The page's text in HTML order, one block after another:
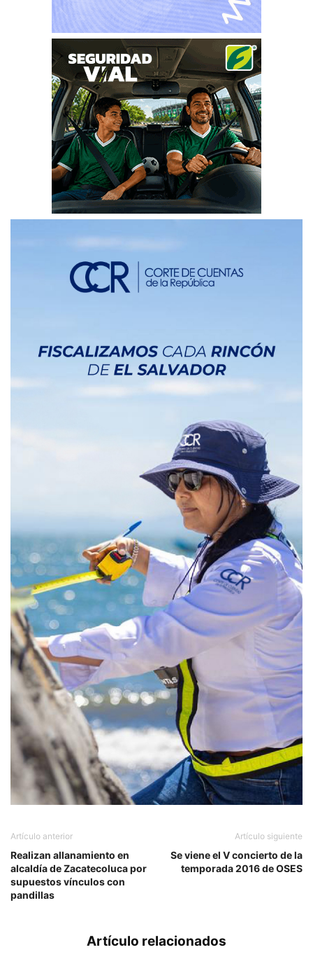
Artículo anterior
Realizan allanamiento en
alcaldía de Zacatecoluca por
supuestos vínculos con
pandillas
Artículo siguiente
Se viene el V concierto de la
temporada 2016 de OSES
Artículo relacionados